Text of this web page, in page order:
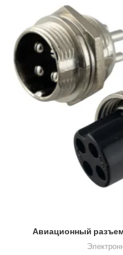
Авиационный разъем